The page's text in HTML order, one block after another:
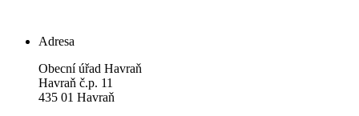
Adresa
Obecní úřad Havraň
Havraň č.p. 11
435 01 Havraň